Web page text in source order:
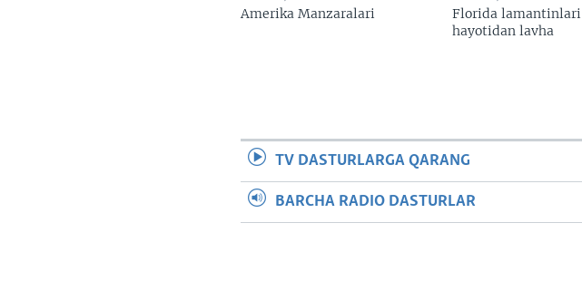
Amerika Manzaralari
Florida lamantinlari
hayotidan lavha
TV DASTURLARGA QARANG
BARCHA RADIO DASTURLAR